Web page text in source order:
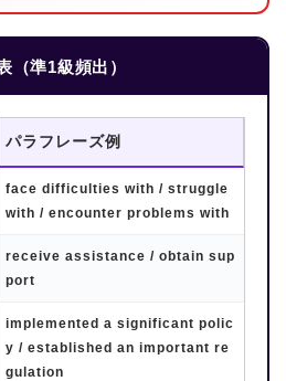
（準1級頻出）
パラフレーズ例
face difficulties with / struggle
with / encounter problems with
receive assistance / obtain sup
port
implemented a significant polic
y / established an important re
gulation